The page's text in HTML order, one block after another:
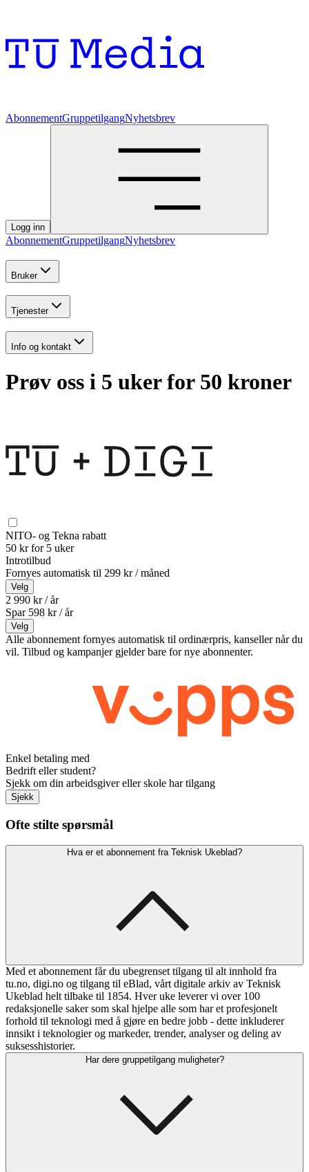
AbonnementGruppetilgangNyhetsbrev
Logg inn
AbonnementGruppetilgangNyhetsbrev
Bruker
Tjenester
Info og kontakt
Prøv oss i 5 uker for 50 kroner
NITO- og Tekna rabatt
50 kr for 5 uker
Introtilbud
Fornyes automatisk til 299 kr / måned
Velg
2 990 kr / år
Spar 598 kr /år
Velg
Alle abonnement fornyes automatisk til ordinærpris, kanseller når du
vil. Tilbud og kampanjer gjelder bare for nye abonnenter.
Enkel betaling med
Bedrift eller student?
Sjekk om din arbeidsgiver eller skole har tilgang
Sjekk
Ofte stilte spørsmål
Hva er et abonnement fra Teknisk Ukeblad?
Med et abonnement får du ubegrenset tilgang til alt innhold fra
tu.no, digi.no og tilgang til eBlad, vårt digitale arkiv av Teknisk
Ukeblad helt tilbake til 1854. Hver uke leverer vi over 100
redaksjonelle saker som skal hjelpe alle som har et profesjonelt
forhold til teknologi med å gjøre en bedre jobb - dette inkluderer
innsikt i teknologier og markeder, trender, analyser og deling av
suksesshistorier.
Har dere gruppetilgang muligheter?